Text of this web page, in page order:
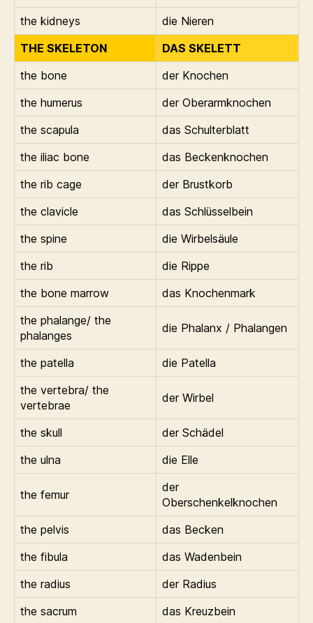
the kidneys
die Nieren
THE SKELETON
DAS SKELETT
the bone
der Knochen
the humerus
der Oberarmknochen
the scapula
das Schulterblatt
the iliac bone
das Beckenknochen
the rib cage
der Brustkorb
the clavicle
das Schlüsselbein
the spine
die Wirbelsäule
the rib
die Rippe
the bone marrow
das Knochenmark
the phalange/ the
phalanges
die Phalanx / Phalangen
the patella
die Patella
the vertebra/ the
vertebrae
der Wirbel
the skull
der Schädel
the ulna
die Elle
the femur
der
Oberschenkelknochen
the pelvis
das Becken
the fibula
das Wadenbein
the radius
der Radius
the sacrum
das Kreuzbein